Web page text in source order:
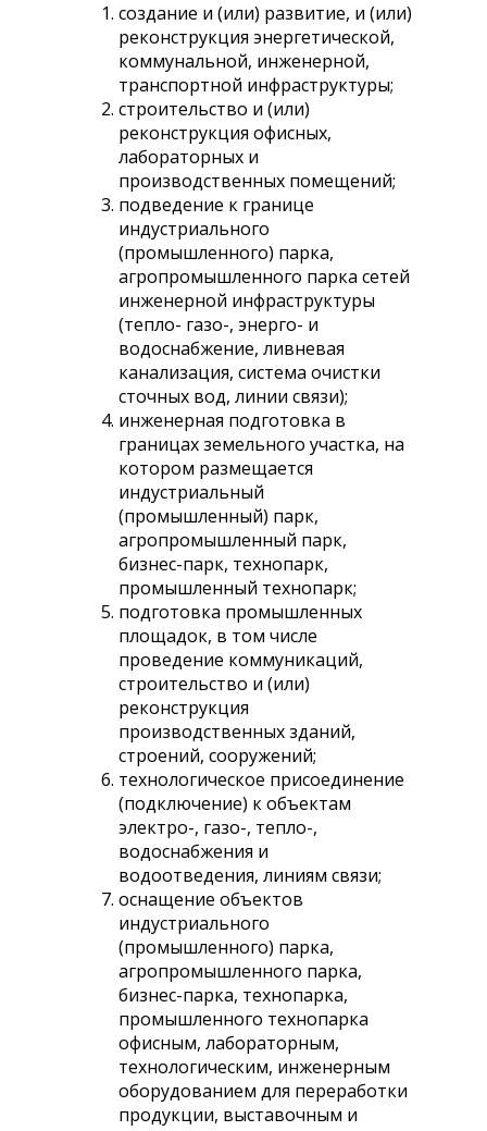
создание и (или) развитие, и (или)
реконструкция энергетической,
коммунальной, инженерной,
транспортной инфраструктуры;
строительство и (или)
реконструкция офисных,
лабораторных и
производственных помещений;
подведение к границе
индустриального
(промышленного) парка,
агропромышленного парка сетей
инженерной инфраструктуры
(тепло- газо-, энерго- и
водоснабжение, ливневая
канализация, система очистки
сточных вод, линии связи);
инженерная подготовка в
границах земельного участка, на
котором размещается
индустриальный
(промышленный) парк,
агропромышленный парк,
бизнес-парк, технопарк,
промышленный технопарк;
подготовка промышленных
площадок, в том числе
проведение коммуникаций,
строительство и (или)
реконструкция
производственных зданий,
строений, сооружений;
технологическое присоединение
(подключение) к объектам
электро-, газо-, тепло-,
водоснабжения и
водоотведения, линиям связи;
оснащение объектов
индустриального
(промышленного) парка,
агропромышленного парка,
бизнес-парка, технопарка,
промышленного технопарка
офисным, лабораторным,
технологическим, инженерным
оборудованием для переработки
продукции, выставочным и